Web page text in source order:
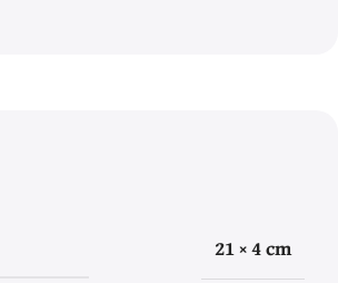
21 × 4 cm